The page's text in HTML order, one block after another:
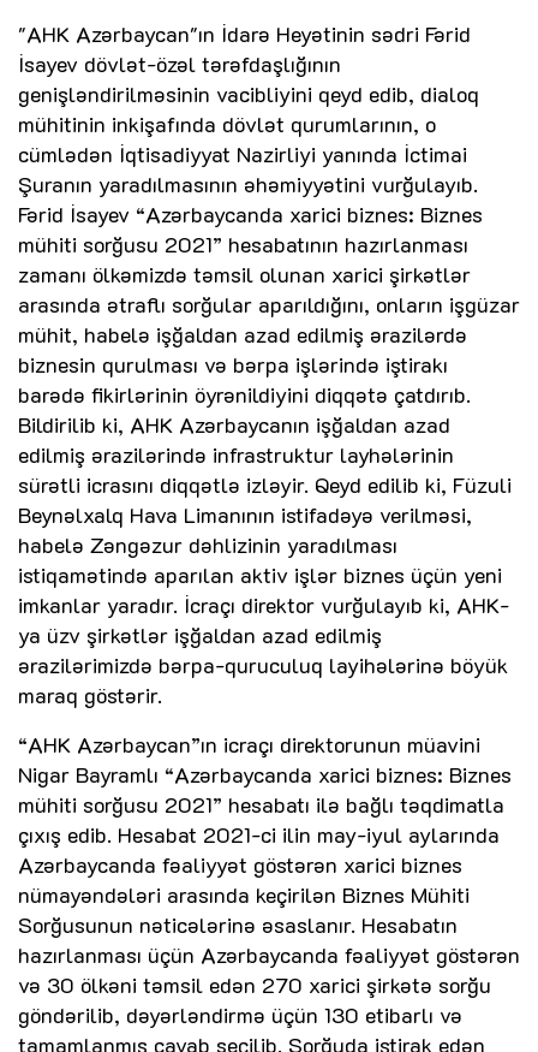
"AHK Azərbaycan"ın İdarə Heyətinin sədri Fərid
İsayev dövlət-özəl tərəfdaşlığının
genişləndirilməsinin vacibliyini qeyd edib, dialoq
mühitinin inkişafında dövlət qurumlarının, o
cümlədən İqtisadiyyat Nazirliyi yanında İctimai
Şuranın yaradılmasının əhəmiyyətini vurğulayıb.
Fərid İsayev “Azərbaycanda xarici biznes: Biznes
mühiti sorğusu 2021” hesabatının hazırlanması
zamanı ölkəmizdə təmsil olunan xarici şirkətlər
arasında ətraflı sorğular aparıldığını, onların işgüzar
mühit, habelə işğaldan azad edilmiş ərazilərdə
biznesin qurulması və bərpa işlərində iştirakı
barədə fikirlərinin öyrənildiyini diqqətə çatdırıb.
Bildirilib ki, AHK Azərbaycanın işğaldan azad
edilmiş ərazilərində infrastruktur layhələrinin
sürətli icrasını diqqətlə izləyir. Qeyd edilib ki, Füzuli
Beynəlxalq Hava Limanının istifadəyə verilməsi,
habelə Zəngəzur dəhlizinin yaradılması
istiqamətində aparılan aktiv işlər biznes üçün yeni
imkanlar yaradır. İcraçı direktor vurğulayıb ki, AHK-
ya üzv şirkətlər işğaldan azad edilmiş
ərazilərimizdə bərpa-quruculuq layihələrinə böyük
maraq göstərir.
“AHK Azərbaycan”ın icraçı direktorunun müavini
Nigar Bayramlı “Azərbaycanda xarici biznes: Biznes
mühiti sorğusu 2021” hesabatı ilə bağlı təqdimatla
çıxış edib. Hesabat 2021-ci ilin may-iyul aylarında
Azərbaycanda fəaliyyət göstərən xarici biznes
nümayəndələri arasında keçirilən Biznes Mühiti
Sorğusunun nəticələrinə əsaslanır. Hesabatın
hazırlanması üçün Azərbaycanda fəaliyyət göstərən
və 30 ölkəni təmsil edən 270 xarici şirkətə sorğu
göndərilib, dəyərləndirmə üçün 130 etibarlı və
tamamlanmış cavab seçilib. Sorğuda iştirak edən